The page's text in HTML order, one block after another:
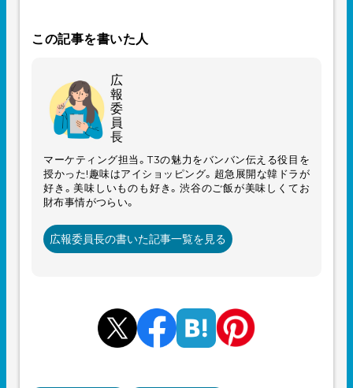
この記事を書いた人
広
報
委
員
長
マーケティング担当。T3の魅力をバンバン伝える役目を
授かった!趣味はアイショッピング。超急展開な韓ドラが
好き。美味しいものも好き。渋谷のご飯が美味しくてお
財布事情がつらい。
広報委員長の書いた記事一覧を見る